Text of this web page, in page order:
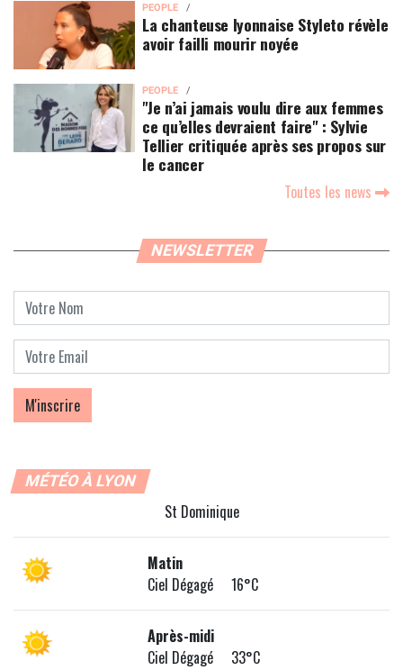
PEOPLE
La chanteuse lyonnaise Styleto révèle
avoir failli mourir noyée
PEOPLE
"Je n’ai jamais voulu dire aux femmes
ce qu’elles devraient faire" : Sylvie
Tellier critiquée après ses propos sur
le cancer
Toutes les news
NEWSLETTER
MÉTÉO À LYON
St Dominique
Matin
Ciel Dégagé 16°C
Après-midi
Ciel Dégagé 33°C